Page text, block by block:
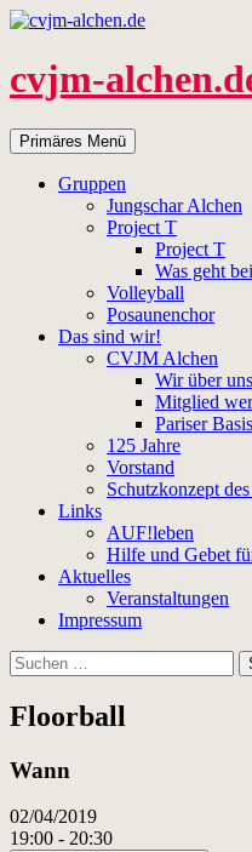
Zum
springen
cvjm-
Suchen
Primäres Menü
Gruppen
Jungschar Alchen
Project T
Project T
Was geht
Volleyball
Posaunenchor
Das sind wir!
CVJM Alchen
Wir über uns
Mitglied
Pariser Basis
125 Jahre
Vorstand
Schutzkonzept
Links
AUF!leben
Hilfe und Gebet
Aktuelles
Veranstaltungen
Impressum
Suchen
nach:
Floorball
Wann
02/04/2019
19:00 - 20:30